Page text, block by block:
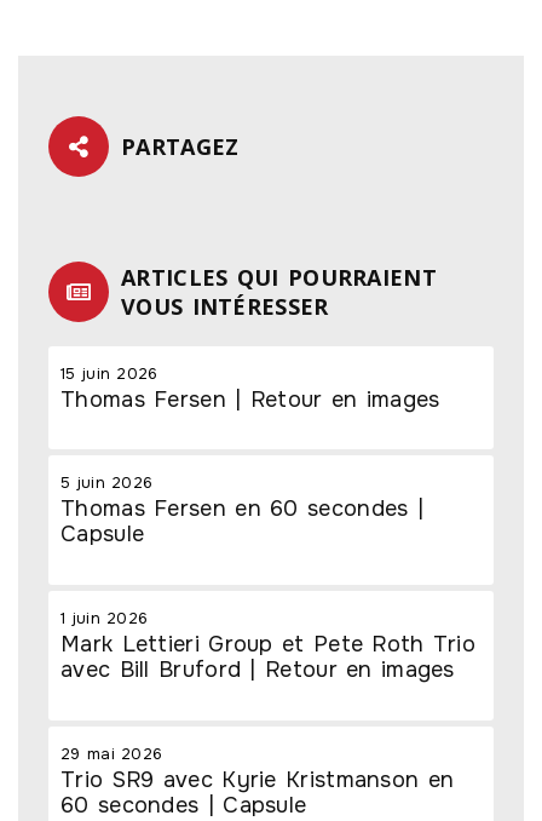
PARTAGEZ
ARTICLES QUI POURRAIENT
VOUS INTÉRESSER
15 juin 2026
Thomas Fersen | Retour en images
5 juin 2026
Thomas Fersen en 60 secondes |
Capsule
1 juin 2026
Mark Lettieri Group et Pete Roth Trio
avec Bill Bruford | Retour en images
29 mai 2026
Trio SR9 avec Kyrie Kristmanson en
60 secondes | Capsule